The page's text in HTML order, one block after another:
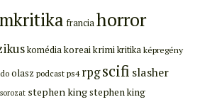
franciahorror
komédiakoreaikrimikritikaképregény
olasz podcast ps4 rpgscifi slasher
sorozat stephen kingstephen king